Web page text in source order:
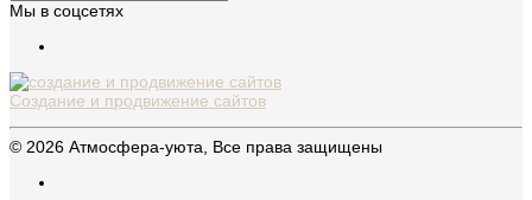
Мы в соцсетях
Создание и продвижение сайтов
© 2026 Атмосфера-уюта, Все права защищены